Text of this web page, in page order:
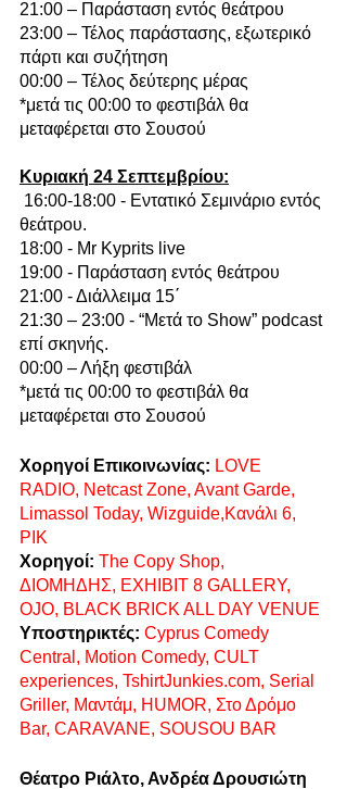
21:00 – Παράσταση εντός θεάτρου
23:00 – Τέλος παράστασης, εξωτερικό
πάρτι και συζήτηση
00:00 – Τέλος δεύτερης μέρας
*μετά τις 00:00 το φεστιβάλ θα
μεταφέρεται στο Σουσού
Κυριακή 24 Σεπτεμβρίου:
θεάτρου.
18:00 - Mr Kyprits live
19:00 - Παράσταση εντός θεάτρου
21:00 - Διάλλειμα 15΄
21:30 – 23:00 - “Μετά το Show” podcast
επί σκηνής.
00:00 – Λήξη φεστιβάλ
*μετά τις 00:00 το φεστιβάλ θα
μεταφέρεται στο Σουσού
Χορηγοί Επικοινωνίας: LOVE
RADIO, Netcast Zone, Avant Garde,
Limassol Today, Wizguide,Κανάλι 6,
ΡΙΚ
Χορηγοί: The Copy Shop,
ΔΙΟΜΗΔΗΣ, EXHIBIT 8 GALLERY,
OJO, BLACK BRICK ALL DAY VENUE
Υποστηρικτές: Cyprus Comedy
Central, Motion Comedy, CULT
experiences, TshirtJunkies.com, Serial
Griller, Μαντάμ, HUMOR, Στο Δρόμο
Bar, CARAVANE, SOUSOU BAR
Θέατρο Ριάλτο, Ανδρέα Δρουσιώτη